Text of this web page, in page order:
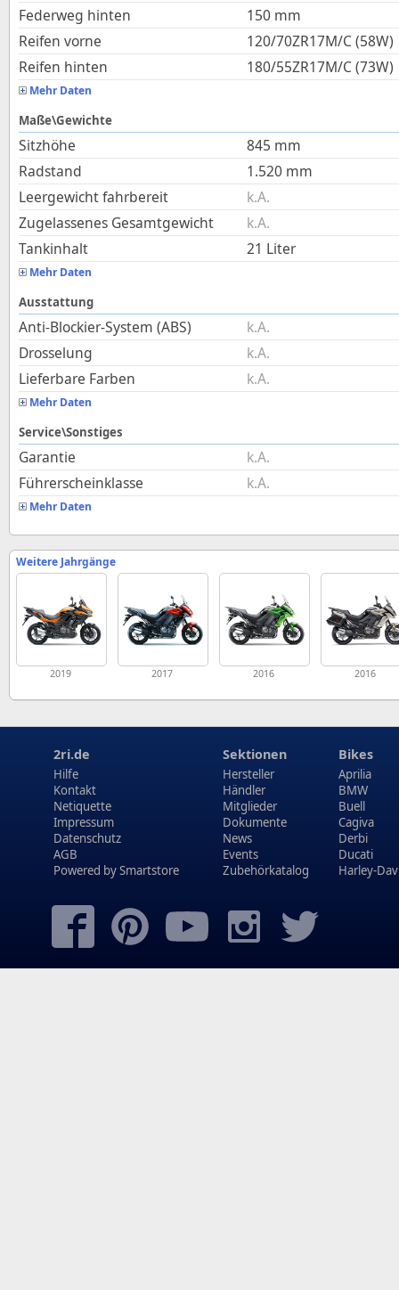
Federweg hinten
150 mm
Reifen vorne
120/70ZR17M/C (58W)
Reifen hinten
180/55ZR17M/C (73W)
Mehr Daten
Maße\Gewichte
Sitzhöhe 845 mm
Radstand
1.520 mm
Leergewicht fahrbereit
k.A.
Zugelassenes Gesamtgewicht
k.A.
Tankinhalt
21 Liter
Mehr Daten
Ausstattung
Anti-Blockier-System (ABS)
k.A.
Drosselung
k.A.
Lieferbare Farben
k.A.
Mehr Daten
Service\Sonstiges
Garantie
k.A.
Führerscheinklasse
k.A.
Mehr Daten
Weitere Jahrgänge
2019 2017 2016 2016
2ri.de
Hilfe
Kontakt
Netiquette
Impressum
Datenschutz
AGB
Powered bySmartstore
Sektionen
Hersteller
Händler
Mitglieder
Dokumente
News
Events
Zubehörkatalog
Bikes
Aprilia
BMW
Buell
Cagiva
Derbi
Ducati
Harley-